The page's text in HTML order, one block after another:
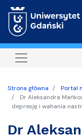
Strona główna
Portal
Dr Aleksandra
depresję i wahania
Dr